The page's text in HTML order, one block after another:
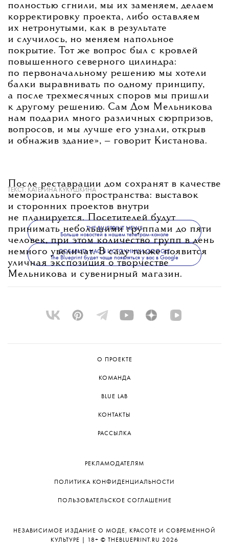
полностью сгнили, мы их заменяем, делаем
корректировку проекта, либо оставляем
их нетронутыми, как в результате
и случилось, но меняем напольное
покрытие. Тот же вопрос был с кровлей
повышенного северного цилиндра:
по первоначальному решению мы хотели
балки выравнивать по одному принципу,
а после трехмесячных споров мы пришли
к другому решению. Сам Дом Мельникова
нам подарил много различных сюрпризов,
вопросов, и мы лучше его узнали, открыв
и обнажив здание», — говорит Кистанова.
После реставрации дом сохранят в качестве
мемориального пространства: выставок
и сторонних проектов внутри
не планируется. Посетителей будут
принимать небольшими группами до пяти
человек, при этом количество групп в день
немного увеличат. В саду также появится
уличная экспозиция о творчестве
Мельникова и сувенирный магазин.
Открытие для посетителей запланировано
и чем удивлял его архитектор —
ТЕКСТ: КАТЕРИНА КУКУШКИНА
THE BLUEPRINT NEWS
Больше новостей в нашем телеграм-канале
ДОБАВИТЬ НАС В ИСТОЧНИКИ GOOGLE
The Blueprint будет чаще появляться у вас в Google
О ПРОЕКТЕ
КОМАНДА
BLUE LAB
КОНТАКТЫ
РАССЫЛКА
РЕКЛАМОДАТЕЛЯМ
ПОЛИТИКА КОНФИДЕНЦИАЛЬНОСТИ
ПОЛЬЗОВАТЕЛЬСКОЕ СОГЛАШЕНИЕ
НЕЗАВИСИМОЕ ИЗДАНИЕ О МОДЕ, КРАСОТЕ И СОВРЕМЕННОЙ
КУЛЬТУРЕ | 18+ © THEBLUEPRINT.RU 2026